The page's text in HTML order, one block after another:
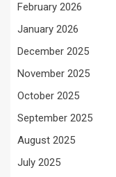
February 2026
January 2026
December 2025
November 2025
October 2025
September 2025
August 2025
July 2025